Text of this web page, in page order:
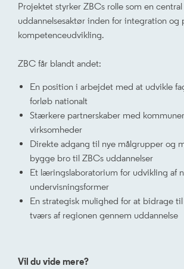
Projektet styrker ZBCs rolle som en central
uddannelsesaktør inden for integration og
kompetenceudvikling.
ZBC får blandt andet:
En position i arbejdet med at udvikle
forløb nationalt
Stærkere partnerskaber med
virksomheder
Direkte adgang til nye målgrupper og
bygge bro til ZBCs uddannelser
Et læringslaboratorium for udvikling af
undervisningsformer
En strategisk mulighed for at bidrage
tværs af regionen gennem uddannelse
Vil du vide mere?